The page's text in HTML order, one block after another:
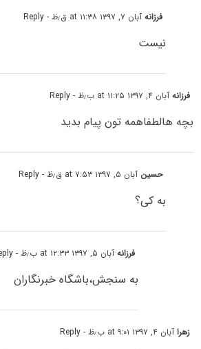
فرزانهآبان ۷, ۱۳۹۷ at ۱۱:۳۸ ق٫ظ - Reply
نیست
فرزانهآبان ۴, ۱۳۹۷ at ۱۱:۲۵ ب٫ظ - Reply
بچه هالطفاهمه تون پیام بدید
حسین آبان ۵, ۱۳۹۷ at ۷:۵۳ ق٫ظ - Reply
به کی؟
فرزانهآبان ۵, ۱۳۹۷ at ۱۲:۳۳ ب٫ظ - Reply
به سنجش،باشگاه خبرنگاران
زهراآبان ۴, ۱۳۹۷ at ۹:۰۱ ب٫ظ - Reply